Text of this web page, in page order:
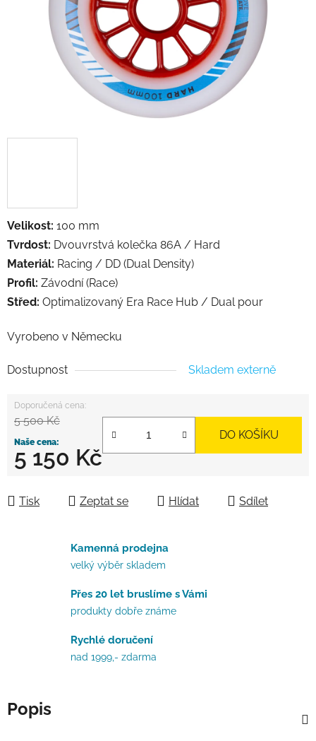
Velikost: 100 mm
Tvrdost: Dvouvrstvá kolečka 86A / Hard
Materiál: Racing / DD (Dual Density)
Profil: Závodní (Race)
Střed: Optimalizovaný Era Race Hub / Dual pour
Vyrobeno v Německu
Dostupnost Skladem externě
5 500 Kč
5 150 Kč
DO KOŠÍKU
Tisk Zeptat se Hlídat Sdílet
Kamenná prodejna
velký výběr skladem
Přes 20 let bruslíme s Vámi
produkty dobře známe
Rychlé doručení
nad 1999,- zdarma
Popis